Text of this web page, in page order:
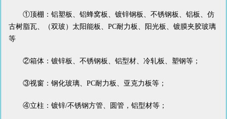
①顶棚：铝塑板、铝蜂窝板、镀锌钢板、不锈钢板、铝板、仿
古树脂瓦、（双玻）太阳能板、PC耐力板、阳光板、镀膜夹胶玻璃
等
②箱体：镀锌板、不锈钢板、铝型材、冷轧板、塑钢等；
③视窗：钢化玻璃、PC耐力板、亚克力板等；
④立柱：镀锌/不锈钢方管、圆管，铝型材等；